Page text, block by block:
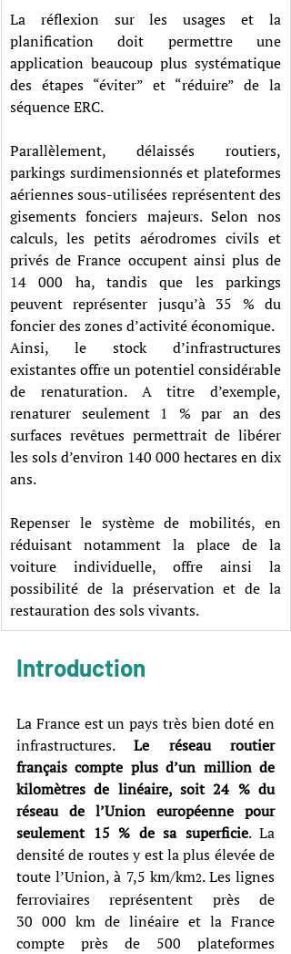
La réflexion sur les usages et la
planification doit permettre une
application beaucoup plus systématique
des étapes “éviter” et “réduire” de la
séquence ERC.
Parallèlement, délaissés routiers,
parkings surdimensionnés et plateformes
aériennes sous-utilisées représentent des
gisements fonciers majeurs. Selon nos
calculs, les petits aérodromes civils et
privés de France occupent ainsi plus de
14 000 ha, tandis que les parkings
peuvent représenter jusqu’à 35 % du
foncier des zones d’activité économique.
Ainsi, le stock d’infrastructures
existantes offre un potentiel considérable
de renaturation. A titre d’exemple,
renaturer seulement 1 % par an des
surfaces revêtues permettrait de libérer
les sols d’environ 140 000 hectares en dix
ans.
Repenser le système de mobilités, en
réduisant notamment la place de la
voiture individuelle, offre ainsi la
possibilité de la préservation et de la
restauration des sols vivants.
Introduction
La France est un pays très bien doté en
infrastructures. Le réseau routier
français compte plus d’un million de
kilomètres de linéaire, soit 24 % du
réseau de l’Union européenne pour
seulement 15 % de sa superficie. La
densité de routes y est la plus élevée de
toute l’Union, à 7,5 km/km2. Les lignes
ferroviaires représentent près de
30 000 km de linéaire et la France
compte près de 500 plateformes